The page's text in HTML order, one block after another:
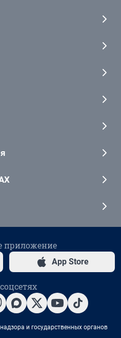
приложение
App Store
и государственных органов